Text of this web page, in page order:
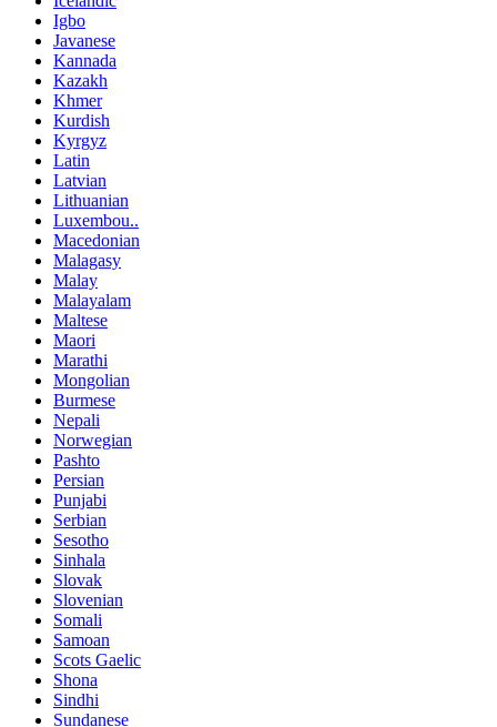
Igbo
Javanese
Kannada
Kazakh
Khmer
Kurdish
Kyrgyz
Latin
Latvian
Lithuanian
Luxembou..
Macedonian
Malagasy
Malay
Malayalam
Maltese
Maori
Marathi
Mongolian
Burmese
Nepali
Norwegian
Pashto
Persian
Punjabi
Serbian
Sesotho
Sinhala
Slovak
Slovenian
Somali
Samoan
Scots Gaelic
Shona
Sindhi
Sundanese